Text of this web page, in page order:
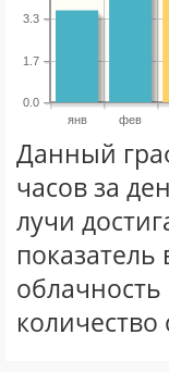
янв фев
0.0
1.7
3.3
Данный
часов за
лучи
показатель